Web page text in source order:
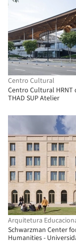
Centro Cultural
Centro Cultural HRNT
THAD SUP Atelier
Arquitetura
Schwarzman Center
Humanities -